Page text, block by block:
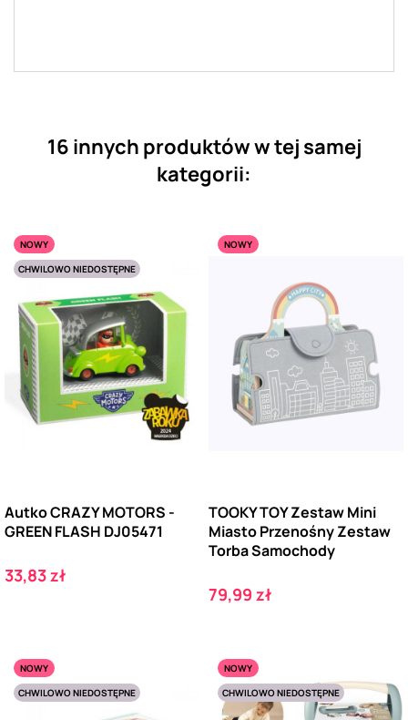
16 innych produktów w tej samej
kategorii:
NOWY
CHWILOWO NIEDOSTĘPNE
Autko CRAZY MOTORS -
GREEN FLASH DJ05471
Cena
33,83 zł
NOWY
TOOKY TOY Zestaw Mini
Miasto Przenośny Zestaw
Torba Samochody
Cena
79,99 zł
NOWY
CHWILOWO NIEDOSTĘPNE
NOWY
CHWILOWO NIEDOSTĘPNE